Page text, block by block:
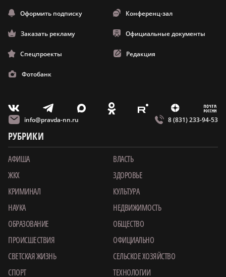
Оформить подписку Конференц-зал
Заказать рекламу Официальные документы
Спецпроекты Редакция
Фотобанк
V T X O E Z m
info@pravda-nn.ru 8 (831) 233-94-53
РУБРИКИ
АФИША
ВЛАСТЬ
ЖКХ
ЗДОРОВЬЕ
КРИМИНАЛ
КУЛЬТУРА
НАУКА
НЕДВИЖИМОСТЬ
ОБРАЗОВАНИЕ
ОБЩЕСТВО
ПРОИСШЕСТВИЯ
ОФИЦИАЛЬНО
СВЕТСКАЯ ЖИЗНЬ
СЕЛЬСКОЕ ХОЗЯЙСТВО
СПОРТ
ТЕХНОЛОГИИ